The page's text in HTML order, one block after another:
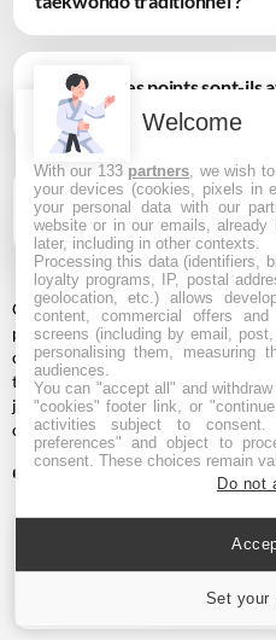
Comment les points sont-ils
combat olympique ?
Quels sont les bénéfices de
pour le taekwondo ?
Qu'il s'agisse de la quête de la
pratique assidue en club, le
continue de faire rayonner la
tatamis du monde entier, ouvrant
jeunes pratiquants désireux de
compétition.
👉 Lire aussi:Quel judoka français
Cet article a obtenu la
11avis
Welcome
With our 133 partners , we wish
your devices (cookies, pixels in
your personal data with our
website or in our emails,
later, including in other contexts.
Processing this data (identifiers,
loyalty programs, IP, postal
geolocation, etc.) allows
content, commercial offers
screens (including by email,
personalising them, measuring
audiences.
You can "accept all" and
"cookies" footer link, or
activities subject to
preferences" and object to
consent. These choices remain
Do not
Set your